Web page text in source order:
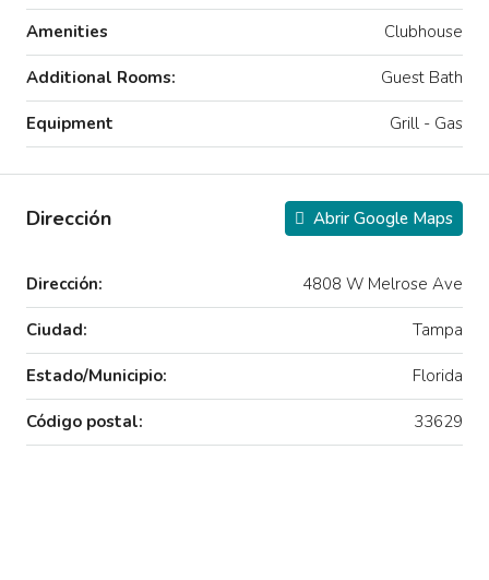
Amenities Clubhouse
Additional Rooms: Guest Bath
Equipment Grill - Gas
Dirección Abrir Google Maps
Dirección: 4808 W Melrose Ave
Ciudad: Tampa
Estado/Municipio: Florida
Código postal: 33629